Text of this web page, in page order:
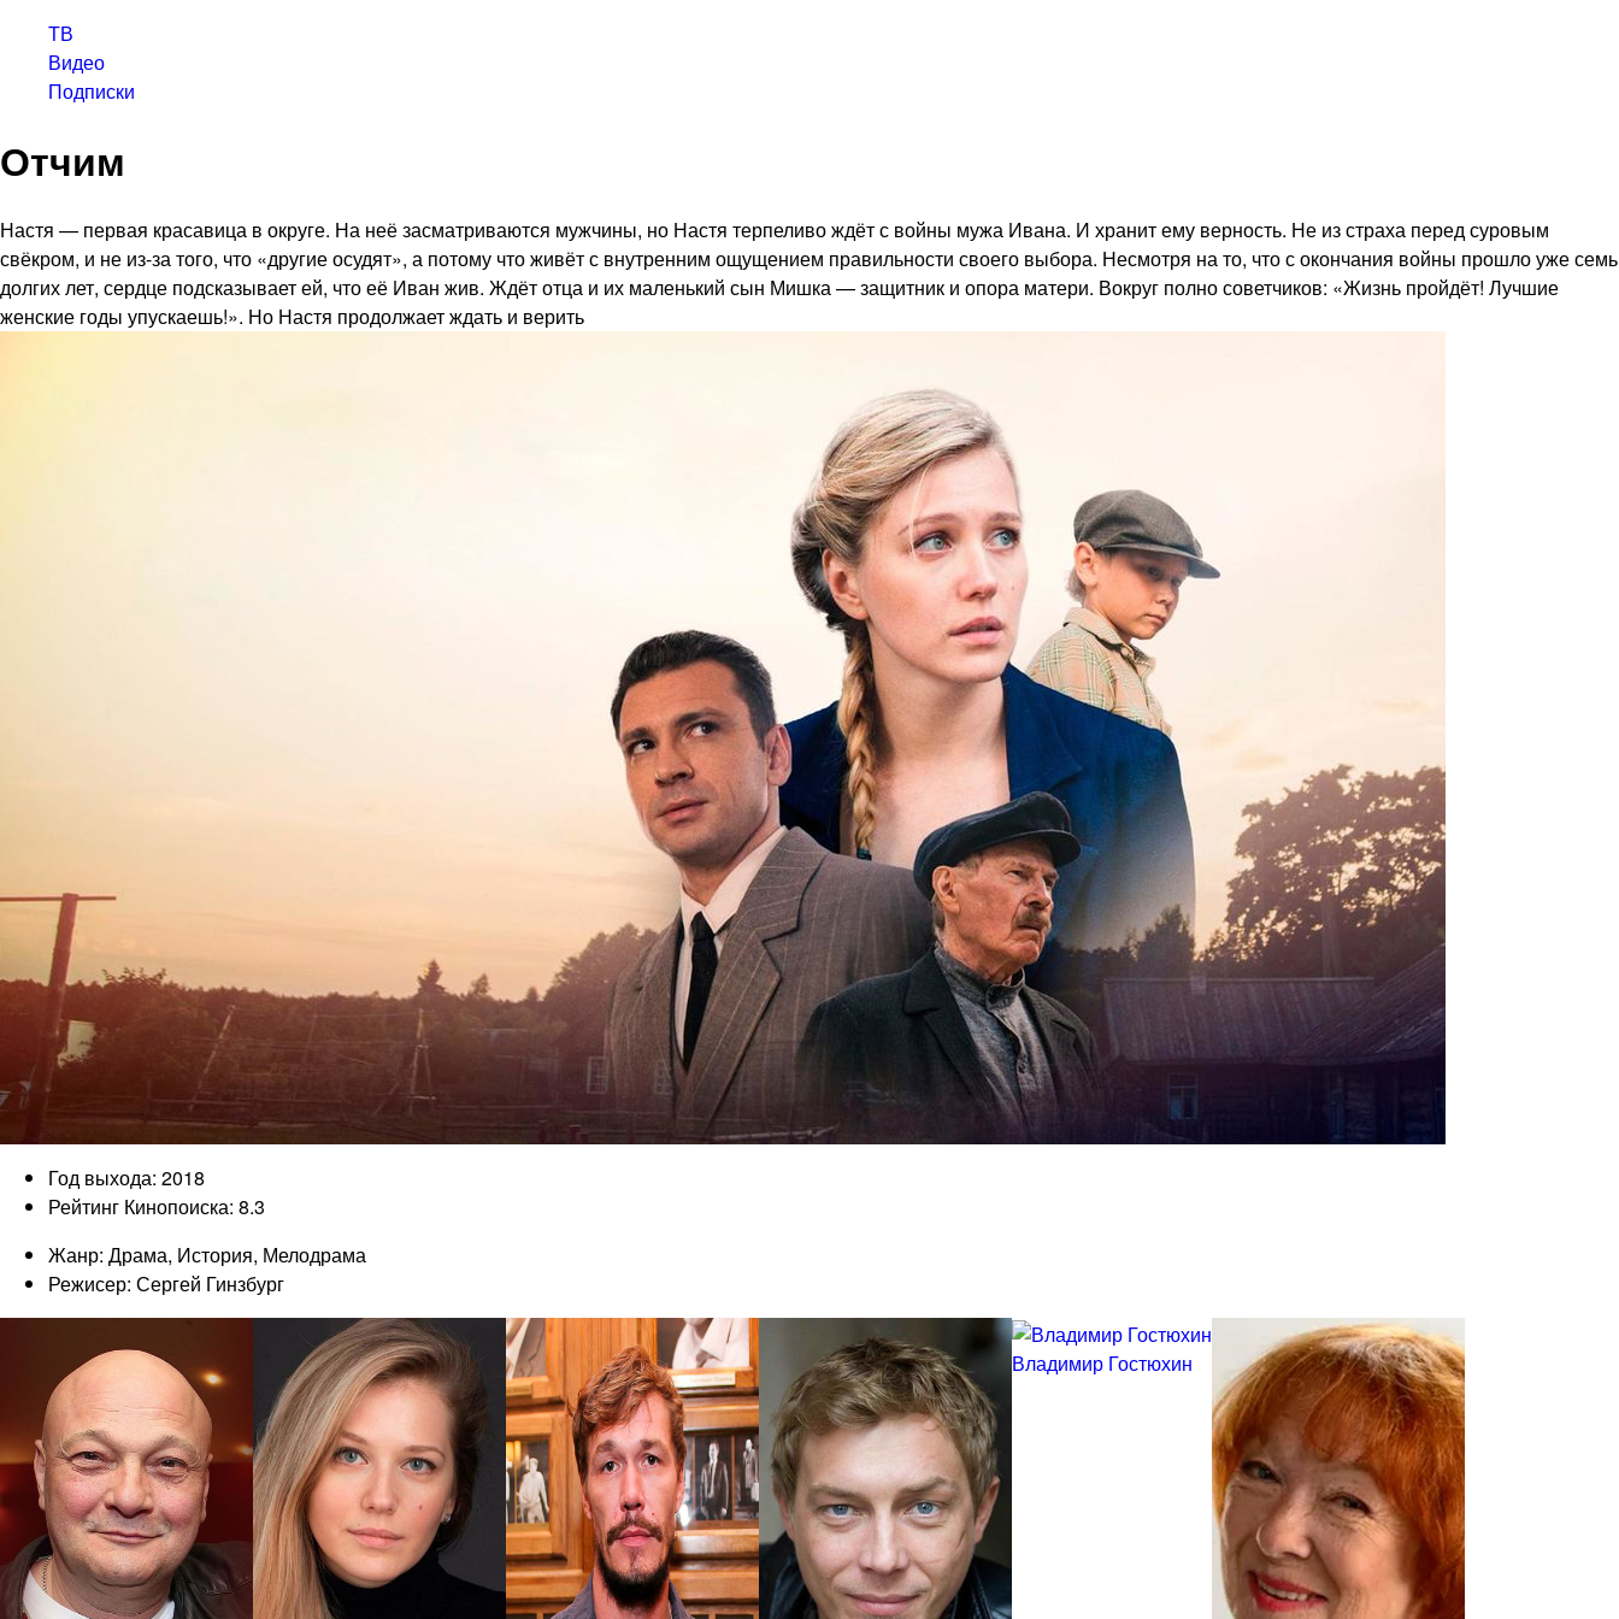
ТВ
Видео
Подписки
Отчим
Настя — первая красавица в округе. На неё засматриваются мужчины, но Настя терпеливо ждёт с войны мужа Ивана. И хранит ему верность. Не из страха перед суровым
свёкром, и не из-за того, что «другие осудят», а потому что живёт с внутренним ощущением правильности своего выбора. Несмотря на то, что с окончания войны прошло уже семь
долгих лет, сердце подсказывает ей, что её Иван жив. Ждёт отца и их маленький сын Мишка — защитник и опора матери. Вокруг полно советчиков: «Жизнь пройдёт! Лучшие
женские годы упускаешь!». Но Настя продолжает ждать и верить
Год выхода: 2018
Рейтинг Кинопоиска: 8.3
Жанр: Драма, История, Мелодрама
Режисер: Сергей Гинзбург
Владимир Гостюхин